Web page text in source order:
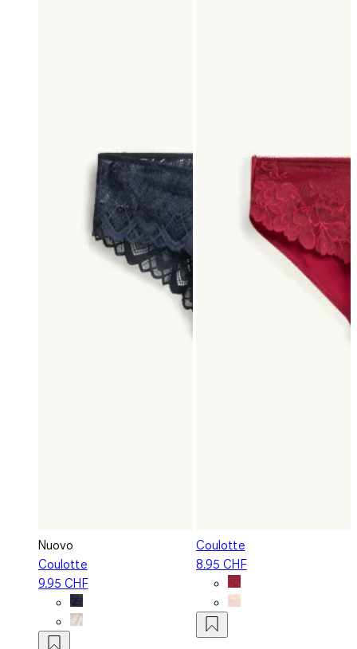
Nuovo
Coulotte
9.95 CHF
Coulotte
8.95 CHF